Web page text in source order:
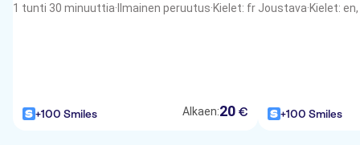
1 tunti 30 minuuttia· Ilmainen peruutus·Kielet: fr
+100 Smiles Alkaen:20 €
Joustava·Kielet:
+100 Smiles